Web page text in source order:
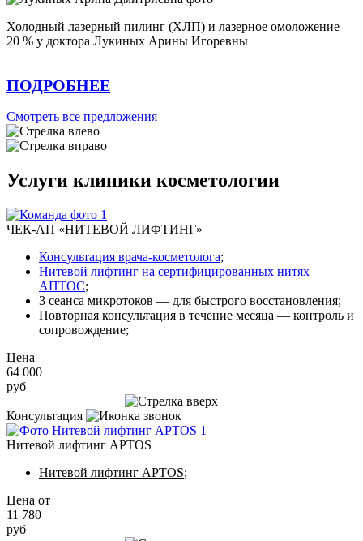
Холодный лазерный пилинг (ХЛП) и лазерное омоложение —
20 % у доктора Лукиных Арины Игоревны
ПОДРОБНЕЕ
Смотреть все предложения
Услуги клиники косметологии
ЧЕК-АП «НИТЕВОЙ ЛИФТИНГ»
Консультация врача-косметолога;
Нитевой лифтинг на сертифицированных нитях
АПТОС;
3 сеанса микротоков — для быстрого восстановления;
Повторная консультация в течение месяца — контроль и
сопровождение;
Цена
64 000
руб
Консультация
Нитевой лифтинг APTOS
Нитевой лифтинг APTOS;
Цена от
11 780
руб